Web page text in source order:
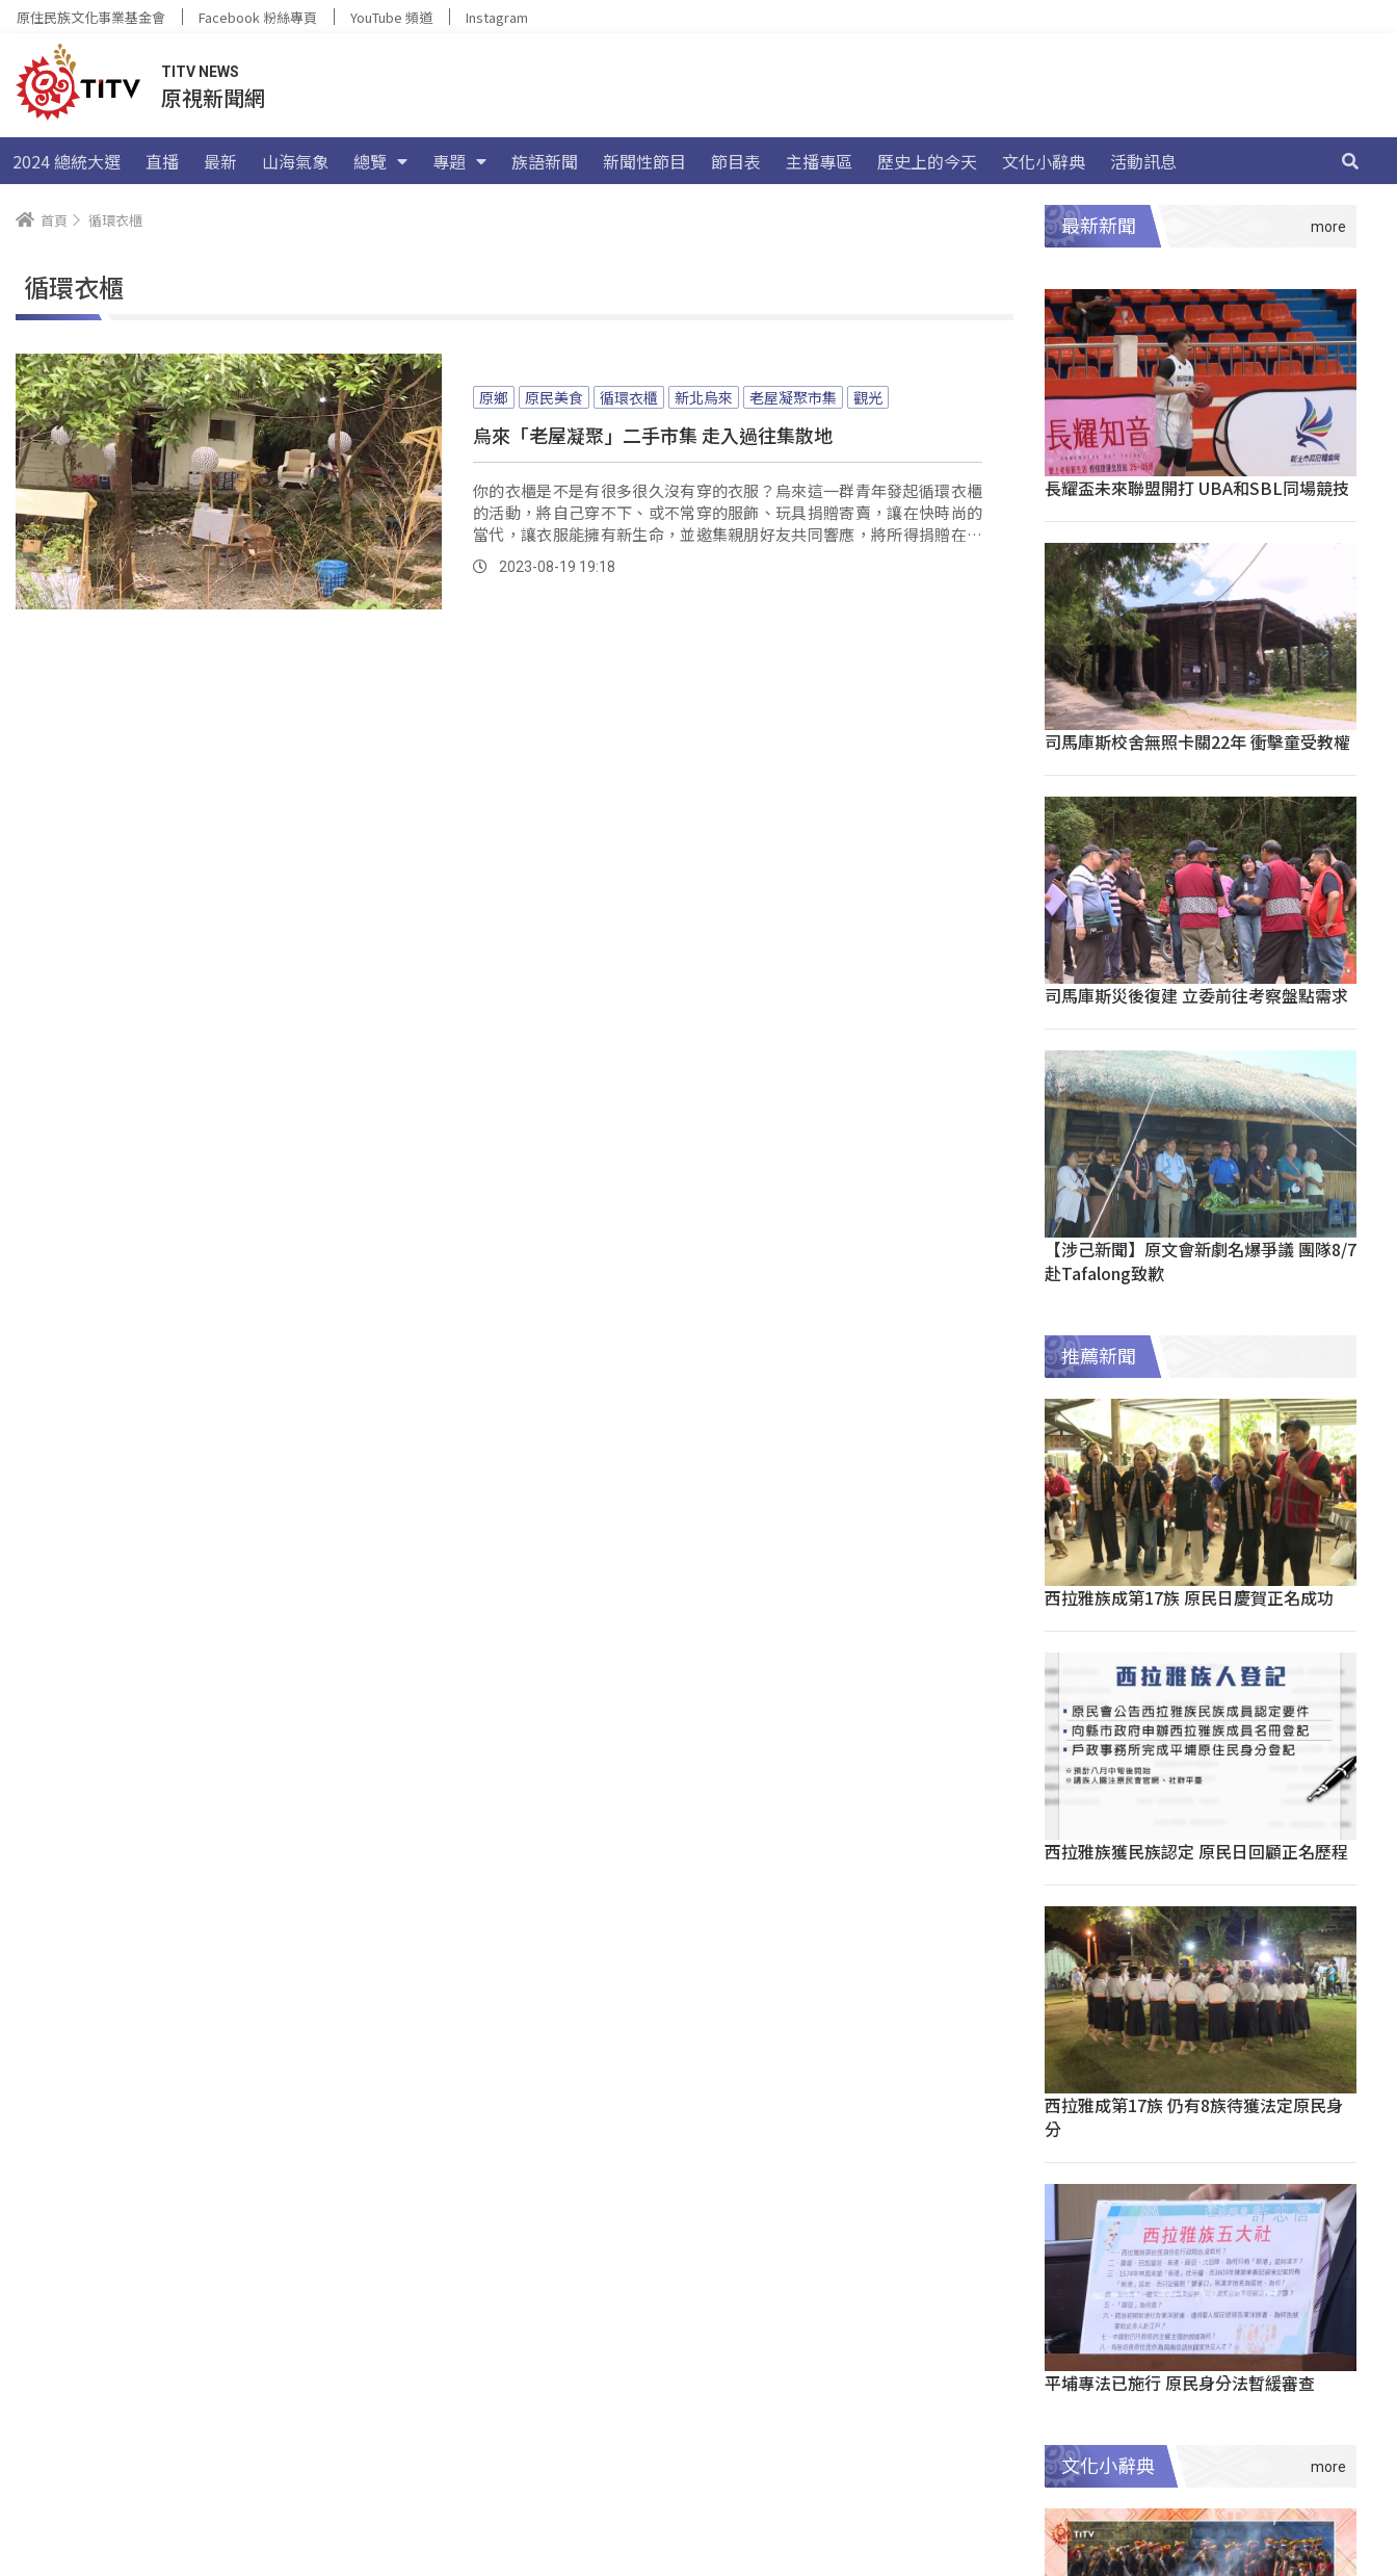
原住民族文化事業基金會 Facebook 粉絲專頁 YouTube 頻道 Instagram
TITV NEWS
原視新聞網
2024 總統大選 直播 最新 山海氣象 總覽 專題 族語新聞 新聞性節目 節目表 主播專區 歷史上的今天 文化小辭典 活動訊息
首頁 循環衣櫃
循環衣櫃
原鄉 原民美食 循環衣櫃 新北烏來 老屋凝聚市集 觀光
烏來「老屋凝聚」二手市集 走入過往集散地
你的衣櫃是不是有很多很久沒有穿的衣服？烏來這一群青年發起循環衣櫃
的活動，將自己穿不下、或不常穿的服飾、玩具捐贈寄賣，讓在快時尚的
當代，讓衣服能擁有新生命，並邀集親朋好友共同響應，將所得捐贈在地
社福團體。
2023-08-19 19:18
最新新聞
長耀盃未來聯盟開打 UBA和SBL同場競技
司馬庫斯校舍無照卡關22年 衝擊童受教權
司馬庫斯災後復建 立委前往考察盤點需求
【涉己新聞】原文會新劇名爆爭議 團隊8/7
赴Tafalong致歉
推薦新聞
西拉雅族成第17族 原民日慶賀正名成功
西拉雅族獲民族認定 原民日回顧正名歷程
西拉雅成第17族 仍有8族待獲法定原民身
分
平埔專法已施行 原民身分法暫緩審查
文化小辭典